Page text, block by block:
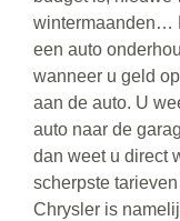
wintermaanden…
een auto
wanneer u geld
aan de auto. U
auto naar de
dan weet u direct
scherpste
Chrysler is